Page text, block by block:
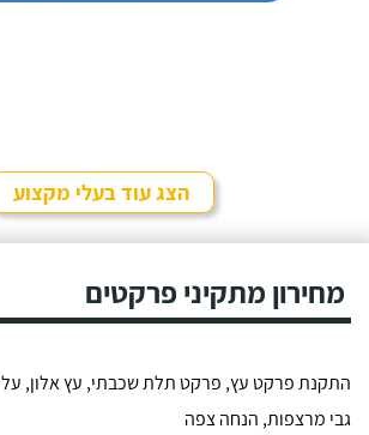
הצג עוד בעלי מקצוע
מחירון מתקיני פרקטים
התקנת פרקט עץ, פרקט תלת שכבתי, עץ אלון, על
גבי מרצפות, הנחה צפה